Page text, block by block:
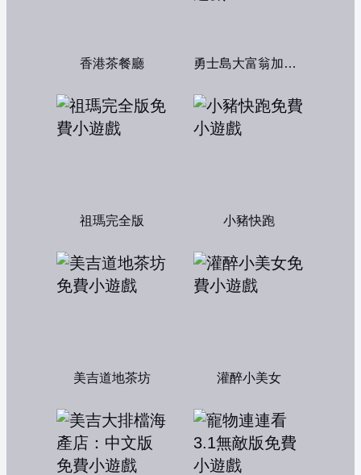
香港茶餐廳 勇士島大富翁加強版
祖瑪完全版 小豬快跑
美吉道地茶坊 灌醉小美女